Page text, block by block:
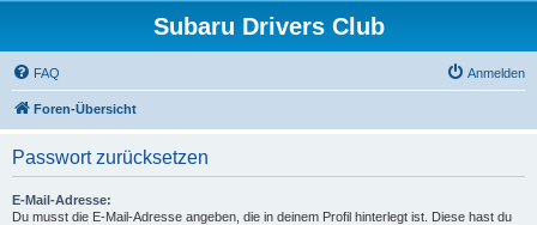
Subaru Drivers Club
FAQ Anmelden
Foren-Übersicht
Passwort zurücksetzen
E-Mail-Adresse:
Du musst die E-Mail-Adresse angeben, die in deinem Profil hinterlegt ist. Diese hast du